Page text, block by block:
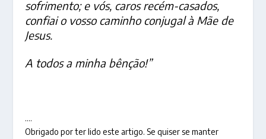
sofrimento; e vós, caros recém-casados,
confiai o vosso caminho conjugal à Mãe de
Jesus.
A todos a minha bênção!”
….
Obrigado por ter lido este artigo. Se quiser se manter